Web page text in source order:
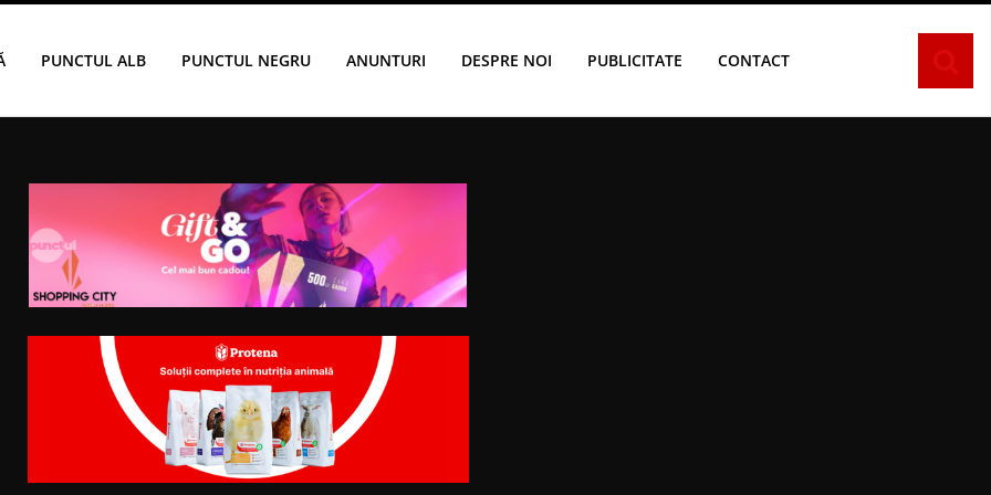
PUNCTUL ALB PUNCTUL NEGRU ANUNTURI DESPRE NOI PUBLICITATE CONTACT